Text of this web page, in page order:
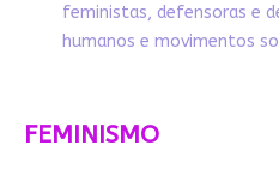
feministas, defensoras e
humanos e movimentos
FEMINISMO